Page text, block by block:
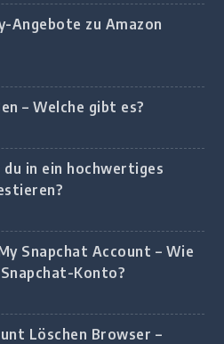
Angebote zu Amazon
– Welche gibt es?
in ein hochwertiges
Snapchat Account – Wie
Konto?
Löschen Browser –